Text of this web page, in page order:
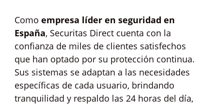
Como empresa líder en seguridad en
España, Securitas Direct cuenta con la
confianza de miles de clientes satisfechos
que han optado por su protección continua.
Sus sistemas se adaptan a las necesidades
específicas de cada usuario, brindando
tranquilidad y respaldo las 24 horas del día,